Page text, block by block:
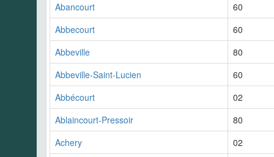
Abancourt
60
Abbecourt
60
Abbeville
80
Abbeville-Saint-Lucien
60
Abbécourt
02
Ablaincourt-Pressoir
80
Achery
02